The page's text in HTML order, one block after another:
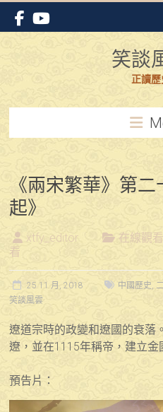
Skip
content
笑談
正讀歷
《兩宋繁華》第
起》
xtfy_editor 在線觀看
看
25 11 月, 2018 中國歷史,
笑談風雲
遼道宗時的政變和遼國的衰落
遼，並在1115年稱帝，建立金
預告片：